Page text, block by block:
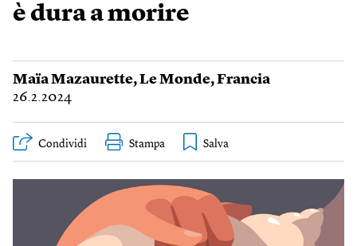
è dura a morire
Maïa Mazaurette,Le Monde,Francia
26.2.2024
Condividi Stampa